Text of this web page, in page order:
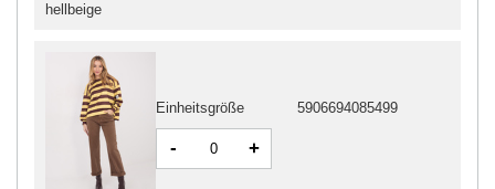
Einheitsgröße 5906694085499
- +
hellbeige